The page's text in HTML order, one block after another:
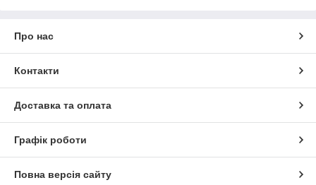
Про нас
Контакти
Доставка та оплата
Графік роботи
Повна версія сайту